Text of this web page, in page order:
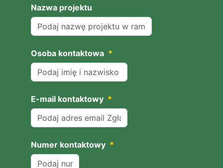
Nazwa projektu
Osoba kontaktowa *
E-mail kontaktowy *
Numer kontaktowy *